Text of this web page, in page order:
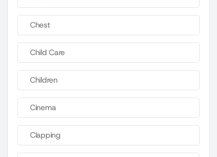
Chest
Child Care
Children
Cinema
Clapping